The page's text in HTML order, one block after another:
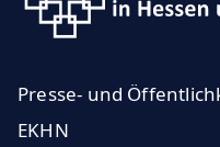
Presse- und
EKHN